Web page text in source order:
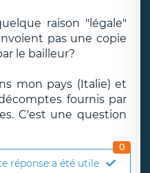
raison "légale"
pas une copie
le bailleur?
mon pays (Italie) et
fournis par
C'est une question
réponse a été utile
0